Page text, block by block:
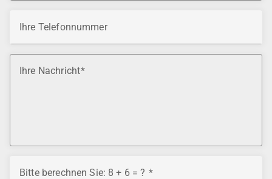
Ihre Telefonnummer
Ihre Nachricht
Bitte berechnen Sie: 8 + 6 = ?